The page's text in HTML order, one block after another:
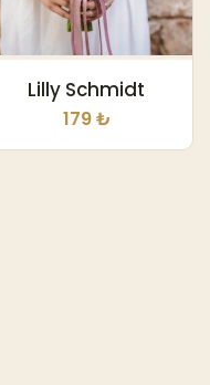
Lilly Schmidt
179 ₺